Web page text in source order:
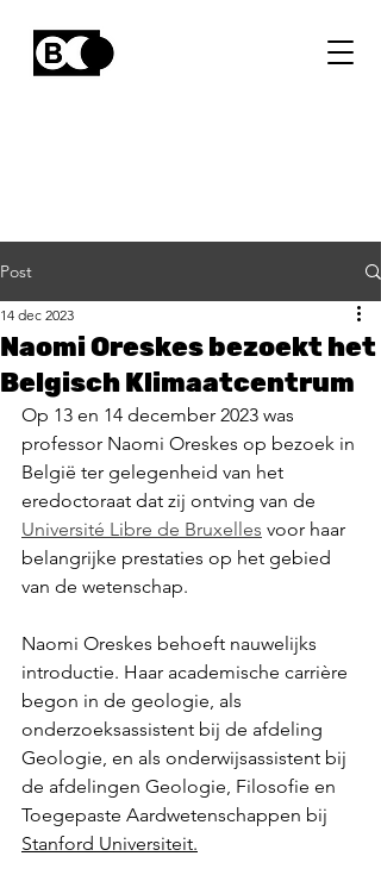
Post
Naomi Oreskes bezoekt het
Belgisch Klimaatcentrum
14 dec 2023
Op 13 en 14 december 2023 was
professor Naomi Oreskes op bezoek in
België ter gelegenheid van het
eredoctoraat dat zij ontving van de
Université Libre de Bruxelles voor haar
belangrijke prestaties op het gebied
van de wetenschap.
Naomi Oreskes behoeft nauwelijks
introductie. Haar academische carrière
begon in de geologie, als
onderzoeksassistent bij de afdeling
Geologie, en als onderwijsassistent bij
de afdelingen Geologie, Filosofie en
Toegepaste Aardwetenschappen bij
Stanford Universiteit.